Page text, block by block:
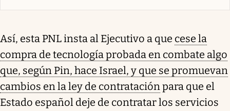
Así, esta PNL insta al Ejecutivo a que cese la
compra de tecnología probada en combate algo
que, según Pin, hace Israel, y que se promuevan
cambios en la ley de contrataciónpara que el
Estado español deje de contratar los servicios